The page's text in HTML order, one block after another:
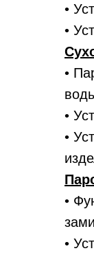
•
•
•
•
•
•
•